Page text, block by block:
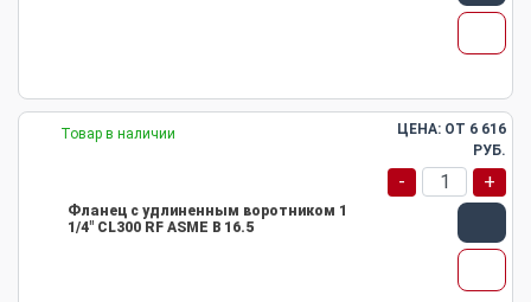
Товар в наличии
Фланец с удлиненным воротником 1
1/4" CL300 RF ASME B 16.5
ЦЕНА: ОТ 6 616
РУБ.
- +